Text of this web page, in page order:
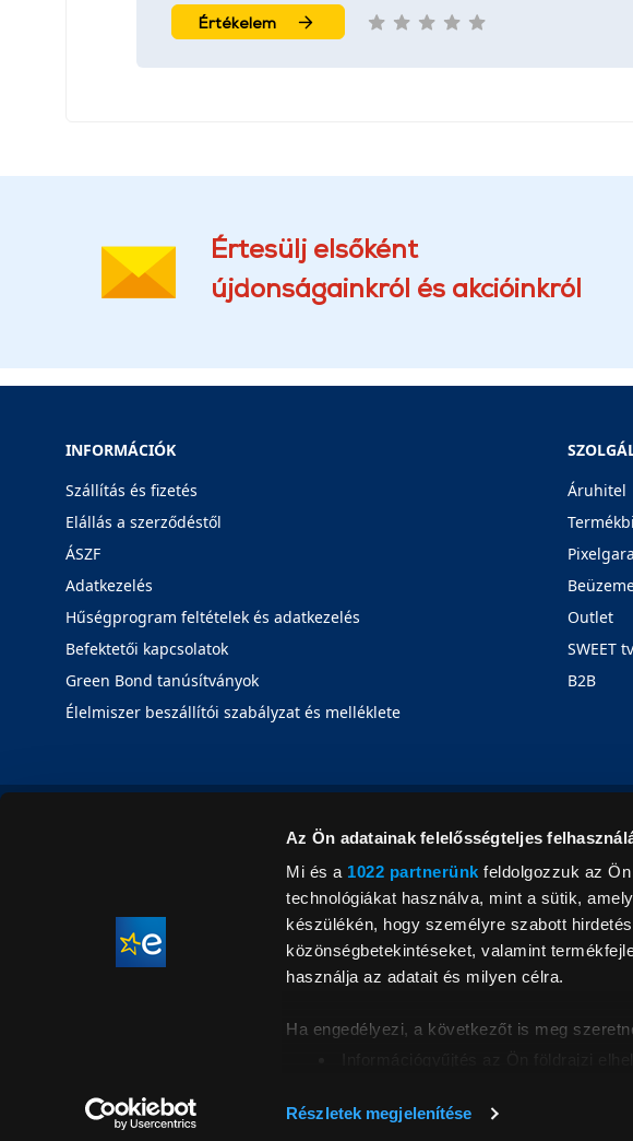
Az Ön adatainak felelősségteljes
Mi és a 1022 partnerünk feldolgozzuk az
technológiákat használva, mint a sütik,
készülékén, hogy személyre szabott
közönségbetekintéseket, valamint
használja az adatait és milyen célra.
Ha engedélyezi, a következőt is meg
ellenőrzésével
Részletek megjelenítése
Értékelem
Értesülj elsőként
újdonságainkról és akcióinkról
INFORMÁCIÓK
Szállítás és fizetés
Elállás a szerződéstől
ÁSZF
Adatkezelés
Hűségprogram feltételek és adatkezelés
Befektetői kapcsolatok
Green Bond tanúsítványok
Élelmiszer beszállítói szabályzat és melléklete
Áruhitel
Outlet
SWEET
B2B
© 2026. Minden
feltüntetett árak, képek leírások